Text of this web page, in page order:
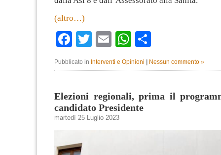
(altro…)
Facebook
TwitterEmailWhatsApp
Pubblicato in Interventi e Opinioni Nessun commento »
Elezioni regionali, prima il
candidato Presidente
martedì 25 Luglio 2023